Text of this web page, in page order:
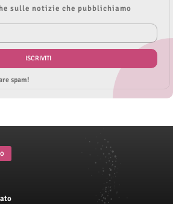
sulle notizie che pubblichiamo
spam!